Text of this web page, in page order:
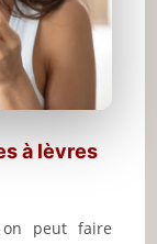
à lèvres
peut faire